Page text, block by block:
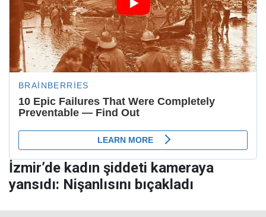
İzmir’de kadın şiddeti kameraya
yansıdı: Nişanlısını bıçakladı